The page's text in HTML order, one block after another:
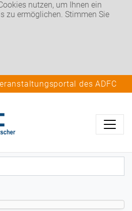
nutzen, um Ihnen ein
zu ermöglichen. Stimmen Sie
des ADFC